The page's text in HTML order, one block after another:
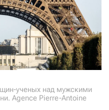
ученых над мужскими
Agence Pierre-Antoine